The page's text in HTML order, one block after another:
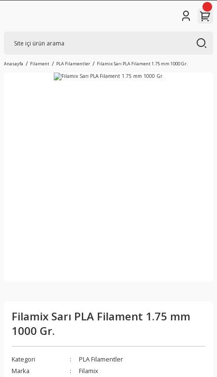
Anasayfa Filament PLA Filamentler Filamix Sarı PLA Filament 1.75 mm 1000 Gr.
Filamix Sarı PLA Filament 1.75 mm
1000 Gr.
Kategori
PLA Filamentler
Marka
Filamix